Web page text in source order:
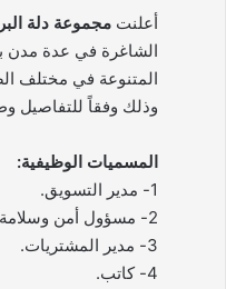
أعلنت مجموعة دلة
الشاغرة في عدة مدن
المتنوعة في مختلف
وذلك وفقاً للتفاصيل
المسميات الوظيفية:
1- مدير التسويق.
2- مسؤول أمن وسلامة.
3- مدير المشتريات.
4- كاتب.